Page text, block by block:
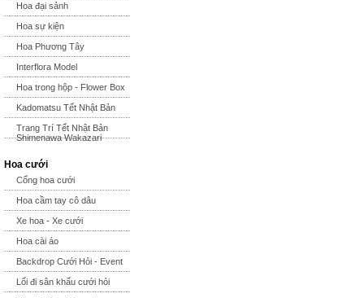
Hoa đại sảnh
Hoa sự kiện
Hoa Phương Tây
Interflora Model
Hoa trong hộp - Flower Box
Kadomatsu Tết Nhật Bản
Trang Trí Tết Nhật Bản
Shimenawa Wakazari
Hoa cưới
Cổng hoa cưới
Hoa cầm tay cô dâu
Xe hoa - Xe cưới
Hoa cài áo
Backdrop Cưới Hỏi - Event
Lối đi sân khấu cưới hỏi